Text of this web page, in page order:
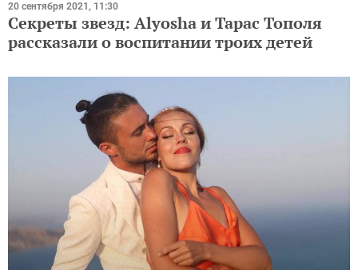
20 сентября 2021, 11:30
Секреты звезд: Alyosha и Тарас Тополя
рассказали о воспитании троих детей